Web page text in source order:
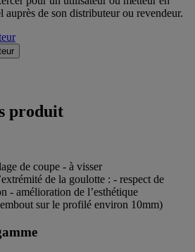
de son distributeur ou revendeur.
produit
de coupe - à visser
de la goulotte : - respect de
- amélioration de l’esthétique
sur le profilé environ 10mm)